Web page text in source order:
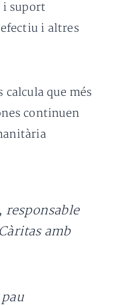
i suport
i altres
calcula que més
continuen
responsable
amb